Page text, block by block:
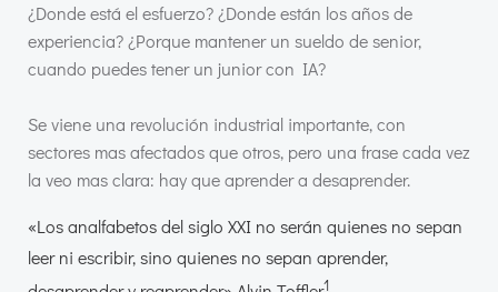
¿Donde está el esfuerzo? ¿Donde están los años de
experiencia? ¿Porque mantener un sueldo de senior,
cuando puedes tener un junior con IA?
Se viene una revolución industrial importante, con
sectores mas afectados que otros, pero una frase cada vez
la veo mas clara: hay que aprender a desaprender.
«Los analfabetos del siglo XXI no serán quienes no sepan
leer ni escribir, sino quienes no sepan aprender,
1